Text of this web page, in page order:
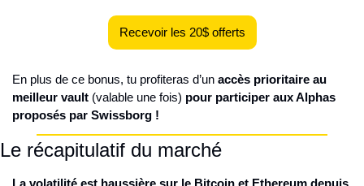
Recevoir les 20$ offerts
En plus de ce bonus, tu profiteras d’un accès prioritaire au
meilleur vault (valable une fois) pour participer aux Alphas
proposés par Swissborg !
Le récapitulatif du marché